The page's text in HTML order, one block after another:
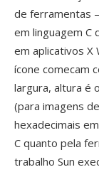
de ferramentas
em linguagem C
em aplicativos X
ícone comecam
largura, altura é
(para imagens
hexadecimais
C quanto pela
trabalho Sun